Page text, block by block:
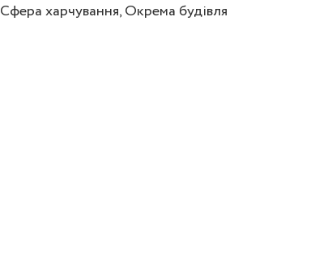
Сфера харчування, Окрема будівля